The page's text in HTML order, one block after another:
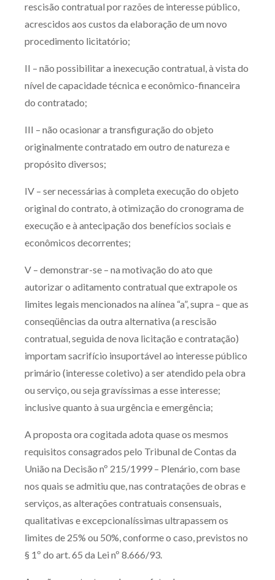
rescisão contratual por razões de interesse público,
acrescidos aos custos da elaboração de um novo
procedimento licitatório;
II – não possibilitar a inexecução contratual, à vista do
nível de capacidade técnica e econômico-financeira
do contratado;
III – não ocasionar a transfiguração do objeto
originalmente contratado em outro de natureza e
propósito diversos;
IV – ser necessárias à completa execução do objeto
original do contrato, à otimização do cronograma de
execução e à antecipação dos benefícios sociais e
econômicos decorrentes;
V – demonstrar-se – na motivação do ato que
autorizar o aditamento contratual que extrapole os
limites legais mencionados na alínea “a”, supra – que as
conseqüências da outra alternativa (a rescisão
contratual, seguida de nova licitação e contratação)
importam sacrifício insuportável ao interesse público
primário (interesse coletivo) a ser atendido pela obra
ou serviço, ou seja gravíssimas a esse interesse;
inclusive quanto à sua urgência e emergência;
A proposta ora cogitada adota quase os mesmos
requisitos consagrados pelo Tribunal de Contas da
União na Decisão nº 215/1999 – Plenário, com base
nos quais se admitiu que, nas contratações de obras e
serviços, as alterações contratuais consensuais,
qualitativas e excepcionalíssimas ultrapassem os
limites de 25% ou 50%, conforme o caso, previstos no
§ 1º do art. 65 da Lei nº 8.666/93.